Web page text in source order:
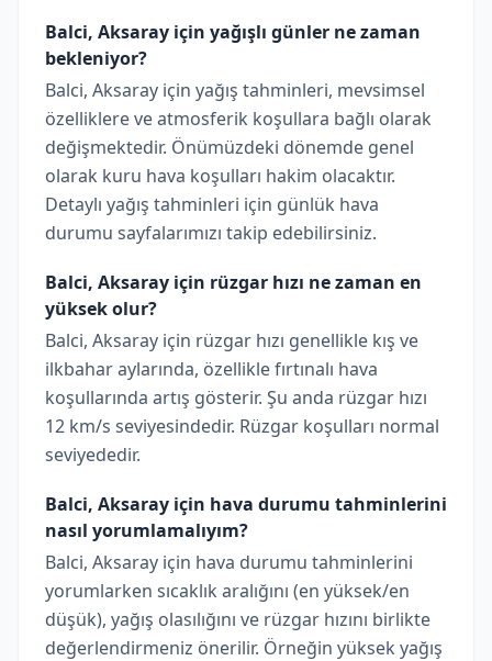
Balci, Aksaray için yağışlı günler ne zaman
bekleniyor?
Balci, Aksaray için yağış tahminleri, mevsimsel
özelliklere ve atmosferik koşullara bağlı olarak
değişmektedir. Önümüzdeki dönemde genel
olarak kuru hava koşulları hakim olacaktır.
Detaylı yağış tahminleri için günlük hava
durumu sayfalarımızı takip edebilirsiniz.
Balci, Aksaray için rüzgar hızı ne zaman en
yüksek olur?
Balci, Aksaray için rüzgar hızı genellikle kış ve
ilkbahar aylarında, özellikle fırtınalı hava
koşullarında artış gösterir. Şu anda rüzgar hızı
12 km/s seviyesindedir. Rüzgar koşulları normal
seviyededir.
Balci, Aksaray için hava durumu tahminlerini
nasıl yorumlamalıyım?
Balci, Aksaray için hava durumu tahminlerini
yorumlarken sıcaklık aralığını (en yüksek/en
düşük), yağış olasılığını ve rüzgar hızını birlikte
değerlendirmeniz önerilir. Örneğin yüksek yağış